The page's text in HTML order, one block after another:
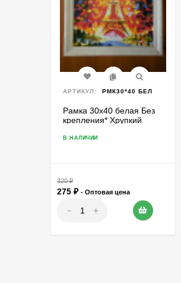
АРТИКУЛ: РМК30*40 БЕЛ
Рамка 30х40 белая Без
крепления* Хрупкий
В НАЛИЧИИ
320₽
275 ₽ - Оптовая цена
- +